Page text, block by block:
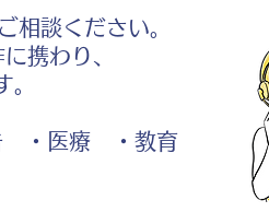
相談ください。
携わり、
・医療 ・教育